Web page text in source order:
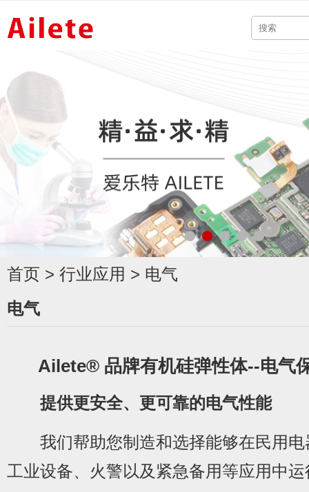
首页 > 行业应用 > 电气
电气
Ailete® 品牌有机硅弹性体--电气
提供更安全、更可靠的电气性能
我们帮助您制造和选择能够在民用电
工业设备、火警以及紧急备用等应用中